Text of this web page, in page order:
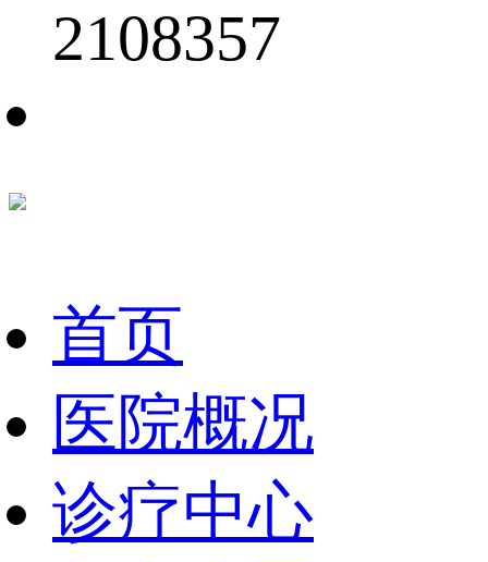
2108357
首页
医院概况
诊疗中心